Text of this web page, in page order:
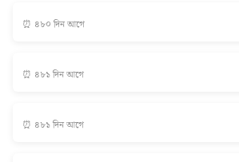
⏰ ৪৮০ দিন আগে
⏰ ৪৮১ দিন আগে
⏰ ৪৮১ দিন আগে